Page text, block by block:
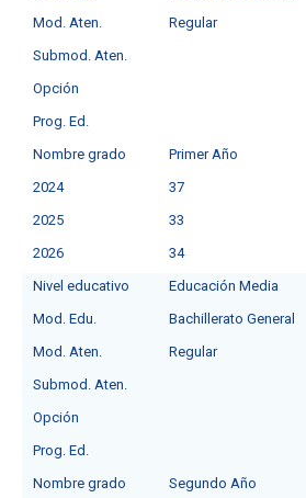
Mod. Aten.
Regular
Submod. Aten.
Opción
Prog. Ed.
Nombre grado
Primer Año
2024
37
2025
33
2026
34
Nivel educativo
Educación Media
Mod. Edu.
Bachillerato General
Mod. Aten.
Regular
Submod. Aten.
Opción
Prog. Ed.
Nombre grado
Segundo Año